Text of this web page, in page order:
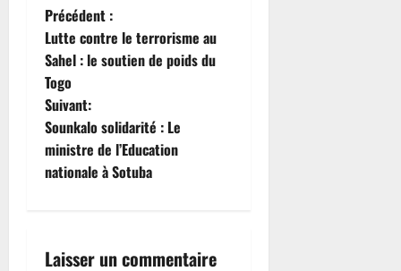
N
a
v
i
g
t
Précédent :
Lutte contre le terrorisme au
Sahel : le soutien de poids du
Togo
Suivant:
Sounkalo solidarité : Le
ministre de l’Education
nationale à Sotuba
Laisser un commentaire